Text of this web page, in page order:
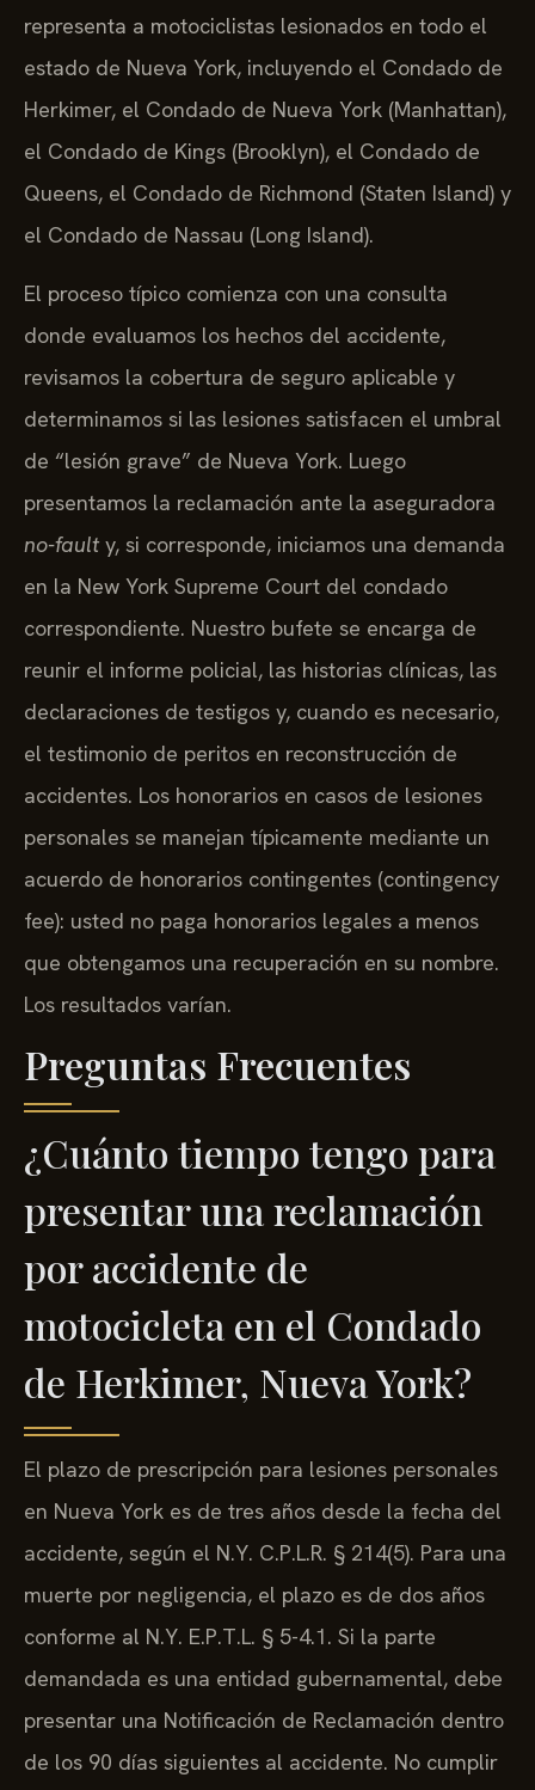
representa a motociclistas lesionados en todo el
estado de Nueva York, incluyendo el Condado de
Herkimer, el Condado de Nueva York (Manhattan),
el Condado de Kings (Brooklyn), el Condado de
Queens, el Condado de Richmond (Staten Island) y
el Condado de Nassau (Long Island).
El proceso típico comienza con una consulta
donde evaluamos los hechos del accidente,
revisamos la cobertura de seguro aplicable y
determinamos si las lesiones satisfacen el umbral
de “lesión grave” de Nueva York. Luego
presentamos la reclamación ante la aseguradora
no-faulty, si corresponde, iniciamos una demanda
en la New York Supreme Court del condado
correspondiente. Nuestro bufete se encarga de
reunir el informe policial, las historias clínicas, las
declaraciones de testigos y, cuando es necesario,
el testimonio de peritos en reconstrucción de
accidentes. Los honorarios en casos de lesiones
personales se manejan típicamente mediante un
acuerdo de honorarios contingentes (contingency
fee): usted no paga honorarios legales a menos
que obtengamos una recuperación en su nombre.
Los resultados varían.
Preguntas Frecuentes
¿Cuánto tiempo tengo para
presentar una reclamación
por accidente de
motocicleta en el Condado
de Herkimer, Nueva York?
El plazo de prescripción para lesiones personales
en Nueva York es de tres años desde la fecha del
accidente, según el N.Y. C.P.L.R. § 214(5). Para una
muerte por negligencia, el plazo es de dos años
conforme al N.Y. E.P.T.L. § 5-4.1. Si la parte
demandada es una entidad gubernamental, debe
presentar una Notificación de Reclamación dentro
de los 90 días siguientes al accidente. No cumplir